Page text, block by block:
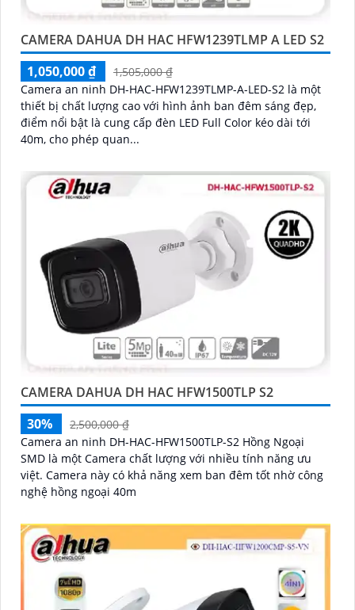
CAMERA DAHUA DH HAC HFW1239TLMP A LED S2
1,050,000 ₫
1,505,000 ₫
Camera an ninh DH-HAC-HFW1239TLMP-A-LED-S2 là một
thiết bị chất lượng cao với hình ảnh ban đêm sáng đẹp,
điểm nổi bật là cung cấp đèn LED Full Color kéo dài tới
40m, cho phép quan...
CAMERA DAHUA DH HAC HFW1500TLP S2
30%
2,500,000 ₫
Camera an ninh DH-HAC-HFW1500TLP-S2 Hồng Ngoại
SMD là một Camera chất lượng với nhiều tính năng ưu
việt. Camera này có khả năng xem ban đêm tốt nhờ công
nghệ hồng ngoại 40m